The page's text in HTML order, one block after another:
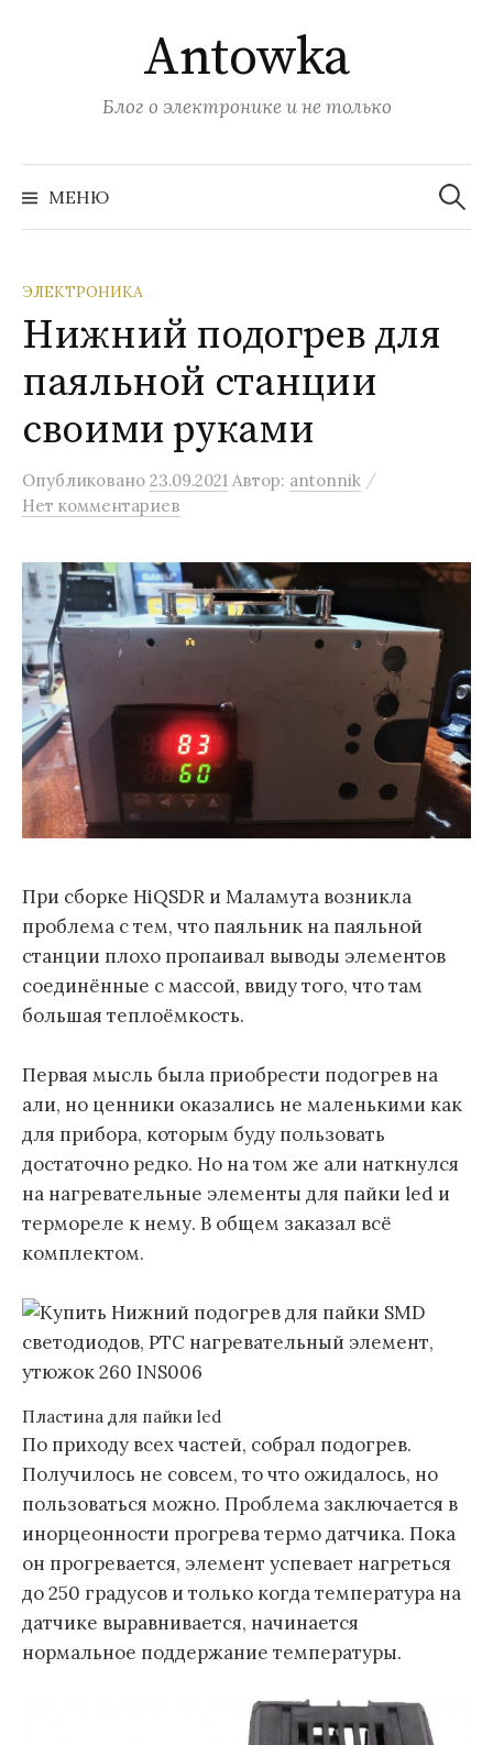
содержимомуAntowka
Блог о электронике и не только
МЕНЮ
Найти:
ЭЛЕКТРОНИКА
Нижний подогрев для
паяльной станции
своими руками
Опубликовано 23.09.2021 Автор: antonnik /
Нет комментариев
При сборке HiQSDR и Маламута возникла
проблема с тем, что паяльник на паяльной
станции плохо пропаивал выводы элементов
соединённые с массой, ввиду того, что там
большая теплоёмкость.
Первая мысль была приобрести подогрев на
али, но ценники оказались не маленькими как
для прибора, которым буду пользовать
достаточно редко. Но на том же али наткнулся
на нагревательные элементы для пайки led и
термореле к нему. В общем заказал всё
комплектом.
Пластина для пайки led
По приходу всех частей, собрал подогрев.
Получилось не совсем, то что ожидалось, но
пользоваться можно. Проблема заключается в
инорцеонности прогрева термо датчика. Пока
он прогревается, элемент успевает нагреться
до 250 градусов и только когда температура на
датчике выравнивается, начинается
нормальное поддержание температуры.